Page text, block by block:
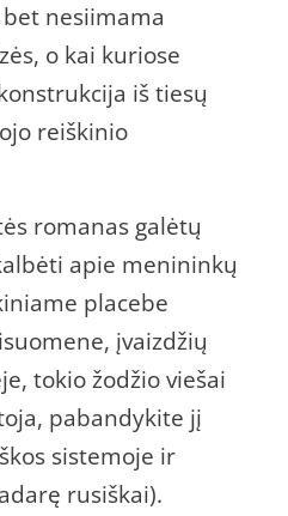
nesiimama
o kai kuriose
iš tiesų
reiškinio
romanas galėtų
apie menininkų
placebe
įvaizdžių
tokio žodžio viešai
pabandykite jį
sistemoje ir
rusiškai).